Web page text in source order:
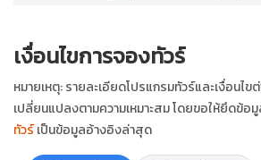
เงื่อนไขการจองทัวร์
หมายเหตุ: รายละเอียดโปรแกรมทัวร์และเงื่อนไข
เปลี่ยนแปลงตามความเหมาะสม โดยขอให้ยึดข้อมู
ทัวร์เป็นข้อมูลอ้างอิงล่าสุด